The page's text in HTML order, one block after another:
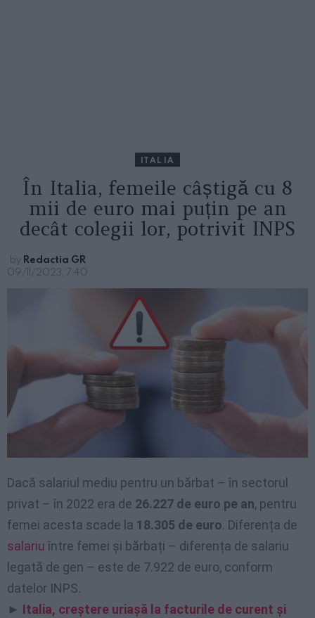
ITALIA
În Italia, femeile câștigă cu 8
mii de euro mai puțin pe an
decât colegii lor, potrivit INPS
by Redactia GR
09/11/2023, 7:40
Dacă salariul mediu pentru un bărbat – în sectorul
privat – în 2022 era de 26.227 de euro pe an, pentru
femei acesta scade la 18.305 de euro. Diferența de
salariu între femei și bărbați – diferența de salariu
legată de gen – este de 7.922 de euro, conform
datelor INPS.
► Italia, creștere uriașă la facturile de curent și